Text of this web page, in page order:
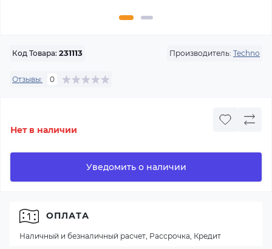
Код Товара: 231113 Производитель: Techno
Отзывы: 0
Нет в наличии
Уведомить о наличии
ОПЛАТА
Наличный и безналичный расчет, Рассрочка, Кредит